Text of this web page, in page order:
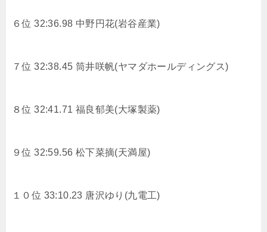
６位 32:36.98 中野円花(岩谷産業)
７位 32:38.45 筒井咲帆(ヤマダホールディングス)
８位 32:41.71 福良郁美(大塚製薬)
９位 32:59.56 松下菜摘(天満屋)
１０位 33:10.23 唐沢ゆり(九電工)